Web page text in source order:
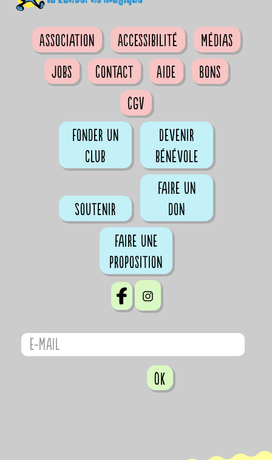
Association Accessibilité
Médias
Jobs
Contact Aide
Bons
CGV
Fonder un
club
Devenir
bénévole
Soutenir
Faire un
don
Faire une
proposition
OK